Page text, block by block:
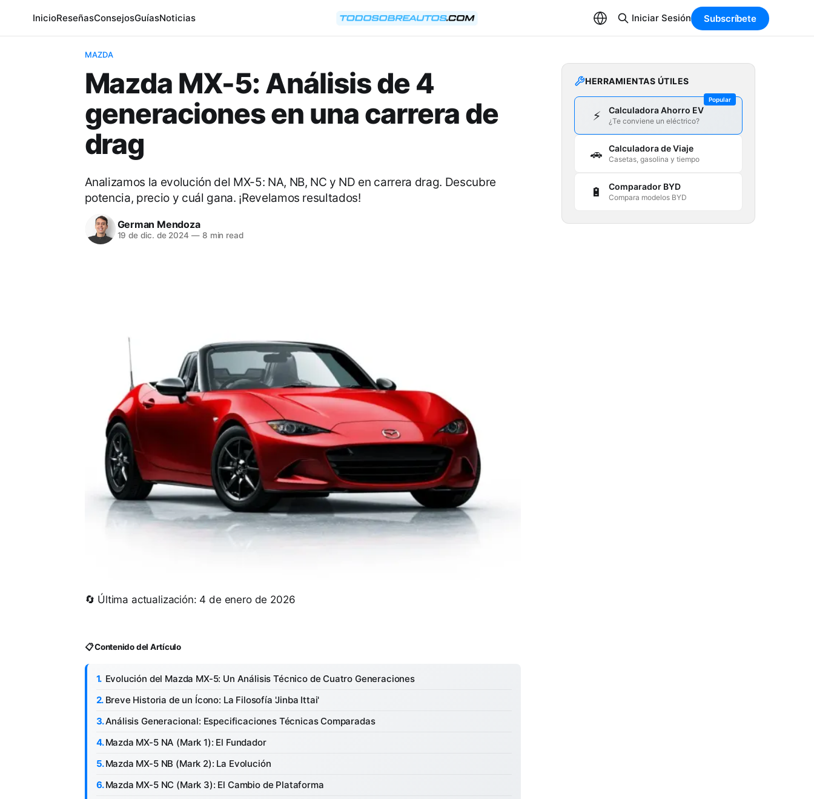
InicioReseñasConsejosGuíasNoticias Iniciar Sesión Subscríbete
MAZDA
Mazda MX-5: Análisis de 4
generaciones en una carrera de
drag
Analizamos la evolución del MX-5: NA, NB, NC y ND en carrera drag. Descubre
potencia, precio y cuál gana. ¡Revelamos resultados!
German Mendoza
19 de dic. de 2024 —8 min read
🔄 Última actualización: 4 de enero de 2026
📋 Contenido del Artículo
Evolución del Mazda MX-5: Un Análisis Técnico de Cuatro Generaciones
Breve Historia de un Ícono: La Filosofía 'Jinba Ittai'
Análisis Generacional: Especificaciones Técnicas Comparadas
Mazda MX-5 NA (Mark 1): El Fundador
Mazda MX-5 NB (Mark 2): La Evolución
Mazda MX-5 NC (Mark 3): El Cambio de Plataforma
HERRAMIENTAS ÚTILES
Popular
⚡ Calculadora Ahorro EV
¿Te conviene un eléctrico?
🚗 Calculadora de Viaje
Casetas, gasolina y tiempo
🔋 Comparador BYD
Compara modelos BYD